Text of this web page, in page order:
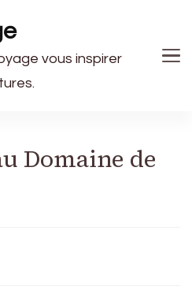
vous inspirer
Domaine de